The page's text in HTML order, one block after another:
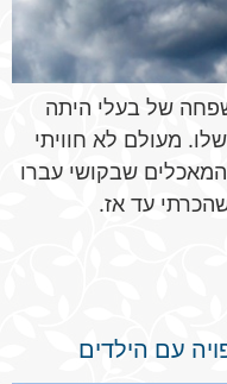
של בעלי היתה
מעולם לא חוויתי
שבקושי עברו
עד אז.